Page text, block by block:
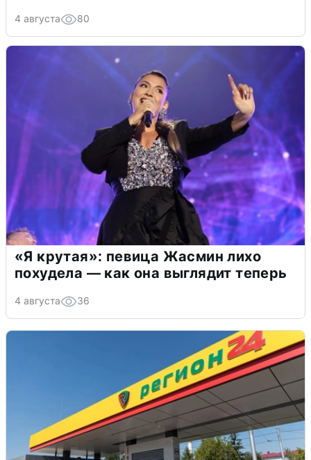
4 августа 80
«Я крутая»: певица Жасмин лихо
похудела — как она выглядит теперь
4 августа 36